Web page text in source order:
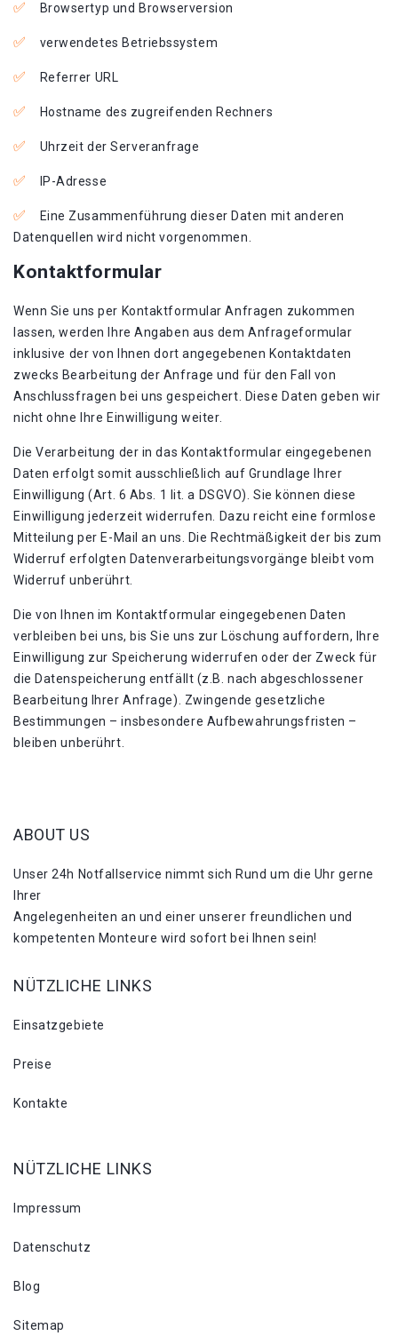
Browsertyp und Browserversion
verwendetes Betriebssystem
Referrer URL
Hostname des zugreifenden Rechners
Uhrzeit der Serveranfrage
IP-Adresse
Eine Zusammenführung dieser Daten mit anderen
Datenquellen wird nicht vorgenommen.
Kontaktformular
Wenn Sie uns per Kontaktformular Anfragen zukommen
lassen, werden Ihre Angaben aus dem Anfrageformular
inklusive der von Ihnen dort angegebenen Kontaktdaten
zwecks Bearbeitung der Anfrage und für den Fall von
Anschlussfragen bei uns gespeichert. Diese Daten geben wir
nicht ohne Ihre Einwilligung weiter.
Die Verarbeitung der in das Kontaktformular eingegebenen
Daten erfolgt somit ausschließlich auf Grundlage Ihrer
Einwilligung (Art. 6 Abs. 1 lit. a DSGVO). Sie können diese
Einwilligung jederzeit widerrufen. Dazu reicht eine formlose
Mitteilung per E-Mail an uns. Die Rechtmäßigkeit der bis zum
Widerruf erfolgten Datenverarbeitungsvorgänge bleibt vom
Widerruf unberührt.
Die von Ihnen im Kontaktformular eingegebenen Daten
verbleiben bei uns, bis Sie uns zur Löschung auffordern, Ihre
Einwilligung zur Speicherung widerrufen oder der Zweck für
die Datenspeicherung entfällt (z.B. nach abgeschlossener
Bearbeitung Ihrer Anfrage). Zwingende gesetzliche
Bestimmungen – insbesondere Aufbewahrungsfristen –
bleiben unberührt.
ABOUT US
Unser 24h Notfallservice nimmt sich Rund um die Uhr gerne
Ihrer
Angelegenheiten an und einer unserer freundlichen und
kompetenten Monteure wird sofort bei Ihnen sein!
NÜTZLICHE LINKS
Einsatzgebiete
Preise
Kontakte
NÜTZLICHE LINKS
Impressum
Datenschutz
Blog
Sitemap